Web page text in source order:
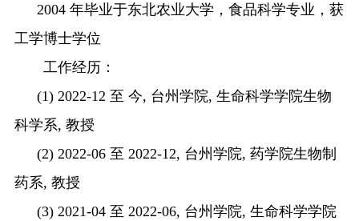
2004 年毕业于东北农业大学，食品科学专业，获
工学博士学位
工作经历：
(1) 2022-12 至 今, 台州学院, 生命科学学院生物
科学系, 教授
(2) 2022-06 至 2022-12, 台州学院, 药学院生物制
药系, 教授
(3) 2021-04 至 2022-06, 台州学院, 生命科学学院